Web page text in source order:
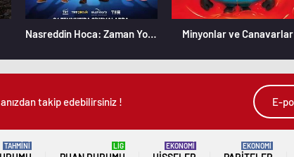
Nasreddin Hoca: Zaman Yolcusu 4 Minyonlar ve Canavarlar
takip edebilirsiniz !
TAHMİNİ LİG EKONOMİ EKONOMİ